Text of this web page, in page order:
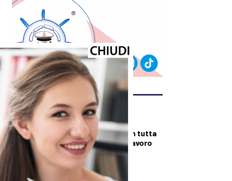
ULTIMI ARTICOLI
DALLA TOSCANA
Fiamme di bosco in tutta
la Regione, superlavoro
per l’Aib
DALLA TOSCANA